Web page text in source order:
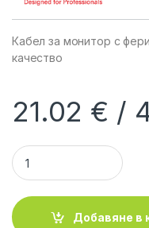
Кабел за монитор с
качество
21.02 €
ROLINE 11.04.5256 ::
Добавяне в